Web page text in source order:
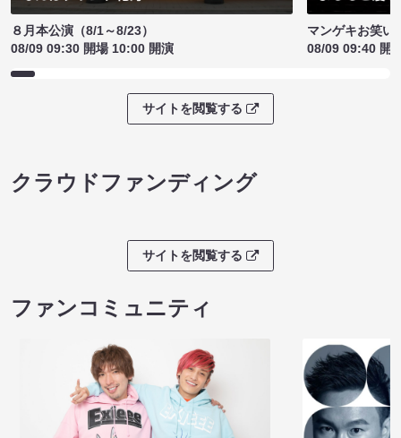
８月本公演（8/1～8/23）
08/09 09:30 開場 10:00 開演
マンゲキお笑い
08/09 09:40 開
サイトを閲覧する
クラウドファンディング
サイトを閲覧する
ファンコミュニティ